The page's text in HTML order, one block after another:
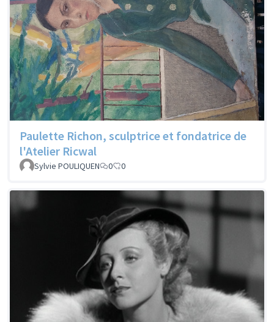
Paulette Richon, sculptrice et fondatrice de
l'Atelier Ricwal
Sylvie POULIQUEN 0 0